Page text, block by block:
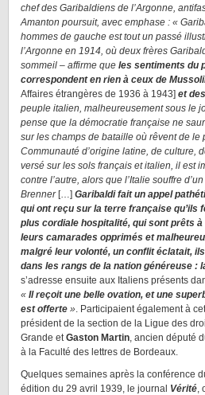
chef des Garibaldiens de l’Argonne,
Amanton poursuit, avec emphase : «
hommes de gauche est tout un passé
l’Argonne en 1914, où deux frères
sommeil – affirme que les sentiments du
correspondent en rien à ceux de
Affaires étrangères de 1936 à 1943] et
peuple italien, malheureusement sous le
pense que la démocratie française ne
sur les champs de bataille où rêvent de le
Communauté d’origine latine, de culture,
versé sur les sols français et italien, il est
contre l’autre, alors que l’Italie souffre
Brenner […] Garibaldi fait un appel
qui ont reçu sur la terre française qu’ils
plus cordiale hospitalité, qui sont prêts
leurs camarades opprimés et
malgré leur volonté, un conflit éclatait,
dans les rangs de la nation généreuse :
s’adresse ensuite aux Italiens présents
« Il reçoit une belle ovation, et une
est offerte ». Participaient également à
président de la section de la Ligue des
Grande etGaston Martin, ancien député
à la Faculté des lettres de Bordeaux.
Quelques semaines après la conférence
édition du 29 avril 1939, le journal Vérité,